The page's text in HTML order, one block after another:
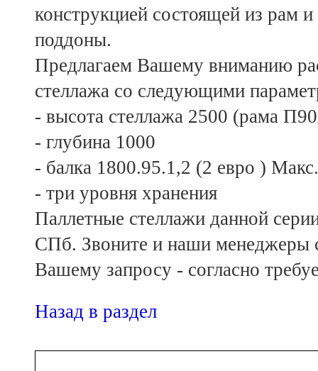
конструкцией состоящей из рам
поддоны.
Предлагаем Вашему вниманию
стеллажа со следующими
- высота стеллажа 2500 (рама
- глубина 1000
- балка 1800.95.1,2 (2 евро )
- три уровня хранения
Паллетные стеллажи данной
СПб. Звоните и наши менеджеры
Вашему запросу - согласно
Назад в раздел